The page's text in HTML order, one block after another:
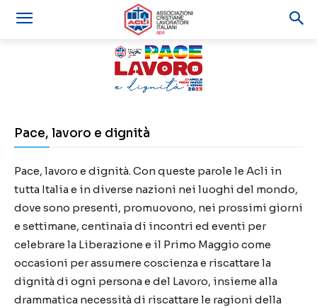
Pace, lavoro e dignità
Pace, lavoro e dignità. Con queste parole le Acli in
tutta Italia e in diverse nazioni nei luoghi del mondo,
dove sono presenti, promuovono, nei prossimi giorni
e settimane, centinaia di incontri ed eventi per
celebrare la Liberazione e il Primo Maggio come
occasioni per assumere coscienza e riscattare la
dignità di ogni persona e del Lavoro, insieme alla
drammatica necessità di riscattare le ragioni della